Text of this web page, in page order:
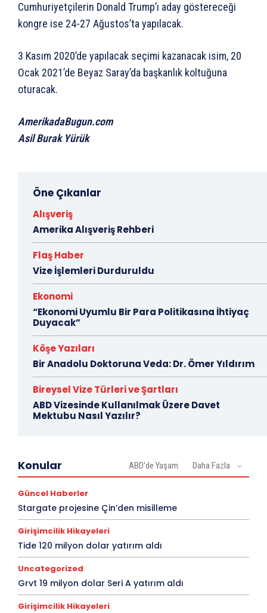
Cumhuriyetçilerin Donald Trump’ı aday göstereceği
kongre ise 24-27 Ağustos’ta yapılacak.
3 Kasım 2020’de yapılacak seçimi kazanacak isim, 20
Ocak 2021’de Beyaz Saray’da başkanlık koltuğuna
oturacak.
AmerikadaBugun.com
Asil Burak Yürük
Öne Çıkanlar
Alışveriş
Amerika Alışveriş Rehberi
Flaş Haber
Vize İşlemleri Durduruldu
Ekonomi
“Ekonomi Uyumlu Bir Para Politikasına İhtiyaç
Duyacak”
Köşe Yazıları
Bir Anadolu Doktoruna Veda: Dr. Ömer Yıldırım
Bireysel Vize Türleri ve Şartları
ABD Vizesinde Kullanılmak Üzere Davet
Mektubu Nasıl Yazılır?
Konular ABD'de Yaşam Daha Fazla
Güncel Haberler
Stargate projesine Çin’den misilleme
Girişimcilik Hikayeleri
Tide 120 milyon dolar yatırım aldı
Uncategorized
Grvt 19 milyon dolar Seri A yatırım aldı
Girişimcilik Hikayeleri